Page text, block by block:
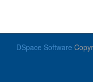
DSpace Software